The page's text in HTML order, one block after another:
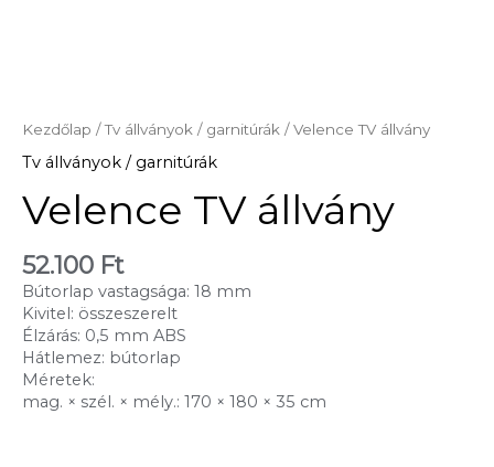
Kezdőlap /Tv állványok / garnitúrák / Velence TV állvány
Tv állványok / garnitúrák
Velence TV állvány
52.100 Ft
Bútorlap vastagsága: 18 mm
Kivitel: összeszerelt
Élzárás: 0,5 mm ABS
Hátlemez: bútorlap
Méretek:
mag. × szél. × mély.: 170 × 180 × 35 cm